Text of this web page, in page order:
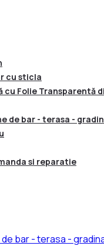
cu sticla
cu Folie Transparentă
de bar - terasa -
si reparatie
bar - terasa -